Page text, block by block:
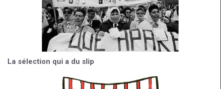
La sélection qui a du slip